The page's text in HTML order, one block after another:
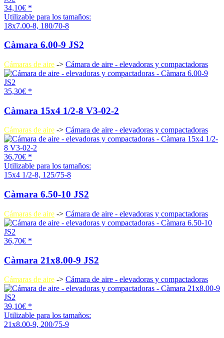
34,10€ *
Utilizable para los tamaños:
18x7.00-8, 180/70-8
Càmara 6.00-9 JS2
Cámaras de aire -> Cámara de aire - elevadoras y compactadoras
35,30€ *
Càmara 15x4 1/2-8 V3-02-2
Cámaras de aire -> Cámara de aire - elevadoras y compactadoras
36,70€ *
Utilizable para los tamaños:
15x4 1/2-8, 125/75-8
Càmara 6.50-10 JS2
Cámaras de aire -> Cámara de aire - elevadoras y compactadoras
36,70€ *
Càmara 21x8.00-9 JS2
Cámaras de aire -> Cámara de aire - elevadoras y compactadoras
39,10€ *
Utilizable para los tamaños:
21x8.00-9, 200/75-9